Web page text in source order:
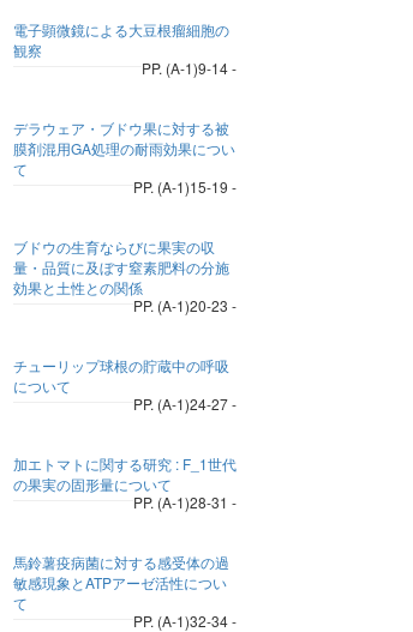
電子顕微鏡による大豆根瘤細胞の
観察
PP. (A-1)9-14 -
デラウェア・ブドウ果に対する被
膜剤混用GA処理の耐雨効果につい
て
PP. (A-1)15-19 -
ブドウの生育ならびに果実の収
量・品質に及ぼす窒素肥料の分施
効果と土性との関係
PP. (A-1)20-23 -
チューリップ球根の貯蔵中の呼吸
について
PP. (A-1)24-27 -
加エトマトに関する研究 : F_1世代
の果実の固形量について
PP. (A-1)28-31 -
馬鈴薯疫病菌に対する感受体の過
敏感現象とATPアーゼ活性につい
て
PP. (A-1)32-34 -